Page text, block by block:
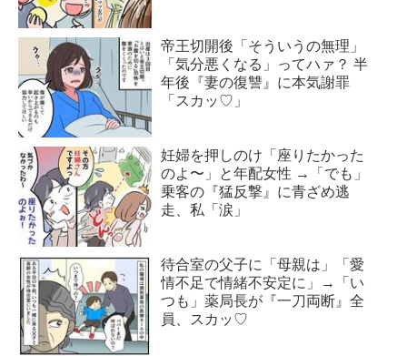
帝王切開後「そういうの無理」
「気分悪くなる」ってハァ？ 半
年後『妻の復讐』に本気謝罪
「スカッ♡」
妊婦を押しのけ「座りたかった
のよ〜」と年配女性 →「でも」
乗客の『猛反撃』に青ざめ逃
走、私「涙」
待合室の父子に「母親は」「愛
情不足で情緒不安定に」→「い
つも」薬局長が『一刀両断』全
員、スカッ♡